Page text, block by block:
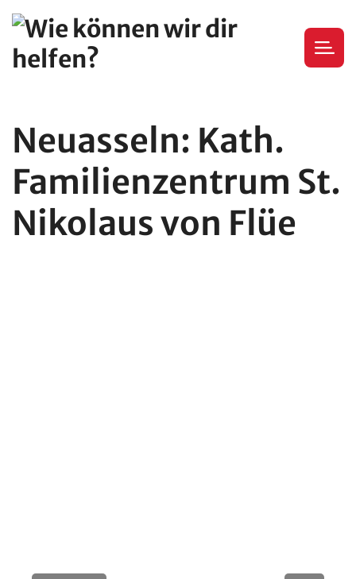
Neuasseln: Kath.
Familienzentrum St.
Nikolaus von Flüe